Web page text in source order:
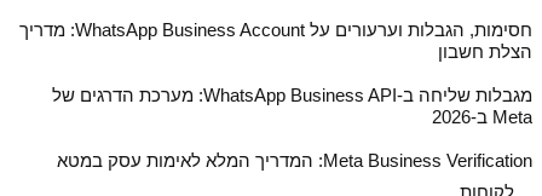
חסימות, הגבלות וערעורים על WhatsApp Business Account: מדריך
הצלת חשבון
מגבלות שליחה ב‑WhatsApp Business API: מערכת הדרגים של
Meta ב‑2026
Meta Business Verification: המדריך המלא לאימות עסק במטא